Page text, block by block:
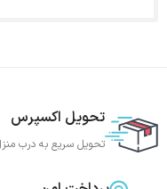
تحویل اکسپرس
تحویل سریع به درب